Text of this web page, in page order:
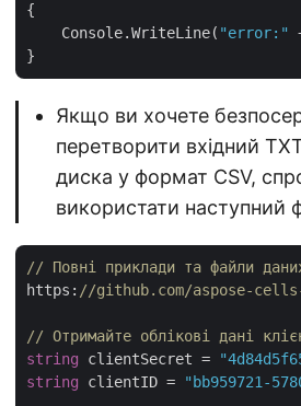
{
    Console.WriteLine(
"error:"
Якщо ви хочете
перетворити вхідний
диска у формат CSV,
використати наступний
// Повні приклади та файли
https: //github.com/aspose-
// Отримайте облікові дані
string clientSecret =
string clientID = "bb959721-